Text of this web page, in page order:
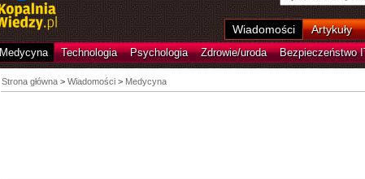
Wiadomości Artykuły
Medycyna Technologia Psychologia Zdrowie/uroda Bezpieczeństwo
Strona główna> Wiadomości > Medycyna